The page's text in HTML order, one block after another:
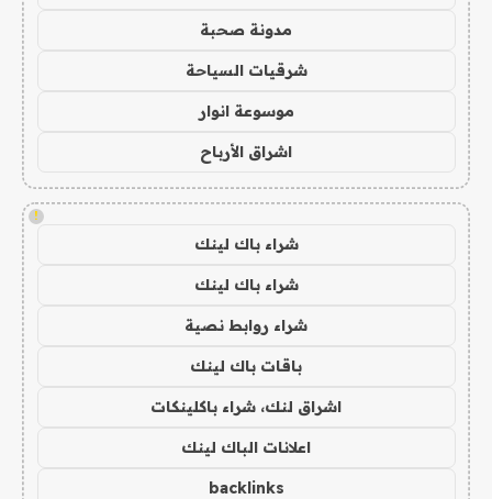
مدونة صحبة
شرقيات السياحة
موسوعة انوار
اشراق الأرباح
!
شراء باك لينك
شراء باك لينك
شراء روابط نصية
باقات باك لينك
اشراق لنك، شراء باكلينكات
اعلانات الباك لينك
backlinks